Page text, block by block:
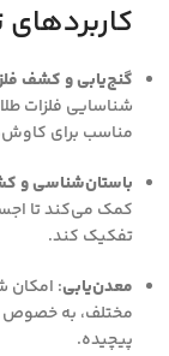
گنج‌یابی و کشف
شناسایی فلزات
مناسب برای
باستان‌شناسی و
کمک می‌کند تا
تفکیک کند.
معدن‌یابی: امکان
مختلف، به خصوص
پیچیده.